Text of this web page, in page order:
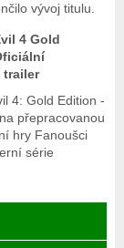
vývoj titulu.
4 Gold
trailer
4: Gold Edition -
přepracovanou
hry Fanoušci
série